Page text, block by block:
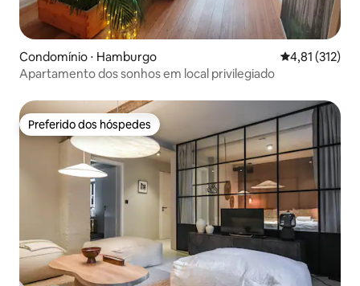
Condomínio ⋅ Hamburgo 4,81 de uma
4,81 (312)
Apartamento dos sonhos em local privilegiado
Preferido dos hóspedes
Preferido dos hóspedes